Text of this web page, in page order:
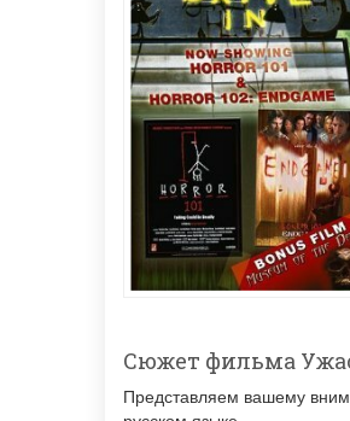
Сюжет фильма
Представляем вашему